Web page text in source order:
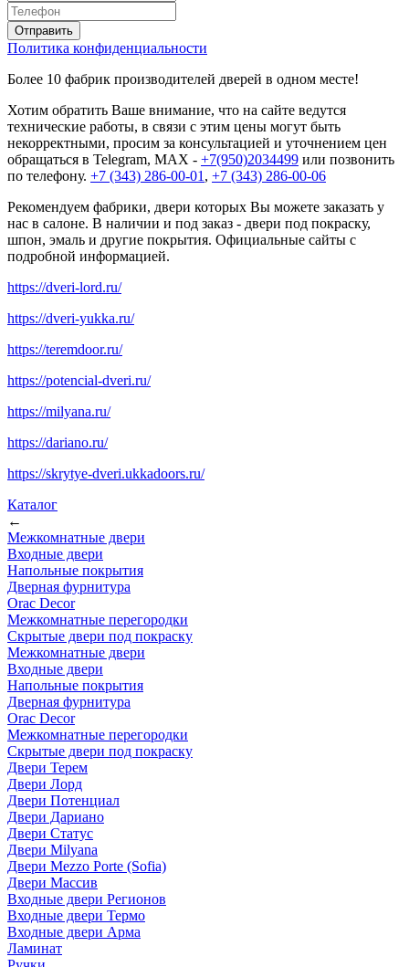
Политика конфиденциальности
Более 10 фабрик производителей дверей в одном месте!
Хотим обратить Ваше внимание, что на сайте ведутся
технические работы, в связи с этим цены могут быть
некорректными, просим за консультацией и уточнением цен
обращаться в Telegram, MAX - +7(950)2034499 или позвонить
по телефону. +7 (343) 286-00-01 , +7 (343) 286-00-06
Рекомендуем фабрики, двери которых Вы можете заказать у
нас в салоне. В наличии и под заказ - двери под покраску,
шпон, эмаль и другие покрытия. Официальные сайты с
подробной информацией.
https://dveri-lord.ru/
https://dveri-yukka.ru/
https://teremdoor.ru/
https://potencial-dveri.ru/
https://milyana.ru/
https://dariano.ru/
https://skrytye-dveri.ukkadoors.ru/
Каталог
←
Межкомнатные двери
Входные двери
Напольные покрытия
Дверная фурнитура
Orac Decor
Межкомнатные перегородки
Скрытые двери под покраскy
Межкомнатные двери
Входные двери
Напольные покрытия
Дверная фурнитура
Orac Decor
Межкомнатные перегородки
Скрытые двери под покраскy
Двери Терем
Двери Лорд
Двери Потенциал
Двери Дариано
Двери Статус
Двери Milyana
Двери Mezzo Porte (Sofia)
Двери Массив
Входные двери Регионов
Входные двери Термо
Входные двери Арма
Ламинат